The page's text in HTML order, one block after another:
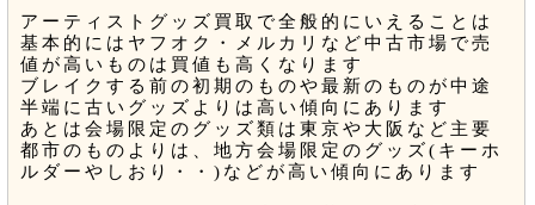
アーティストグッズ買取で全般的にいえることは
基本的にはヤフオク・メルカリなど中古市場で売
値が高いものは買値も高くなります
ブレイクする前の初期のものや最新のものが中途
半端に古いグッズよりは高い傾向にあります
あとは会場限定のグッズ類は東京や大阪など主要
都市のものよりは、地方会場限定のグッズ(キーホ
ルダーやしおり・・)などが高い傾向にあります